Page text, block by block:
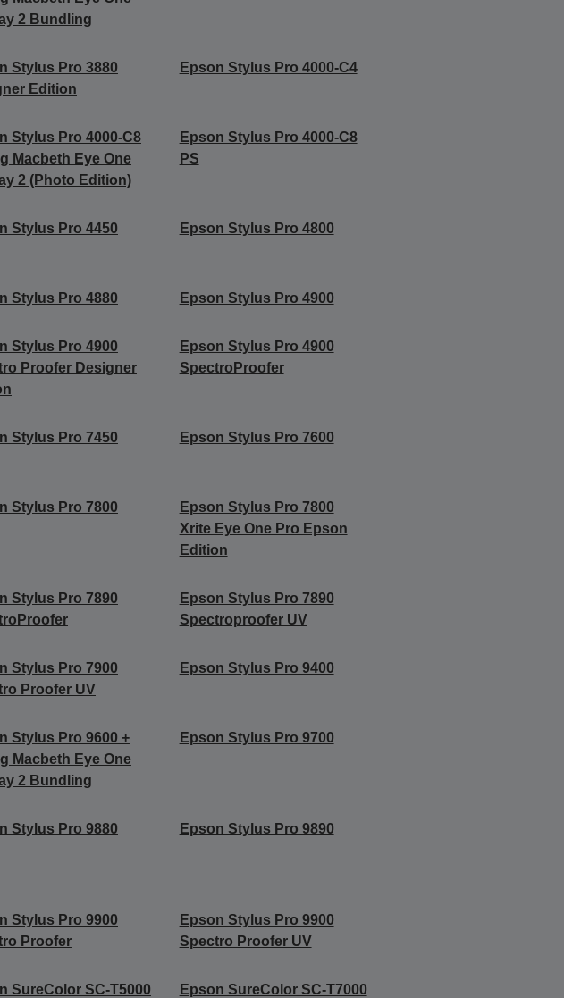
2 Bundling
Stylus Pro 3880
Edition
Epson Stylus Pro 4000-C4
Stylus Pro 4000-C8
Macbeth Eye One
2 (Photo Edition)
Epson Stylus Pro 4000-C8
PS
Stylus Pro 4450 Epson Stylus Pro 4800
Stylus Pro 4880 Epson Stylus Pro 4900
Stylus Pro 4900
Proofer Designer
Epson Stylus Pro 4900
SpectroProofer
Stylus Pro 7450 Epson Stylus Pro 7600
Stylus Pro 7800
Epson Stylus Pro 7800
Xrite Eye One Pro Epson
Edition
Stylus Pro 7890
Epson Stylus Pro 7890
Spectroproofer UV
Stylus Pro 7900
Proofer UV
Epson Stylus Pro 9400
Stylus Pro 9600 +
Macbeth Eye One
2 Bundling
Epson Stylus Pro 9700
Stylus Pro 9880 Epson Stylus Pro 9890
Stylus Pro 9900
Proofer
Epson Stylus Pro 9900
Spectro Proofer UV
SureColor SC-T5000 Epson SureColor SC-T7000